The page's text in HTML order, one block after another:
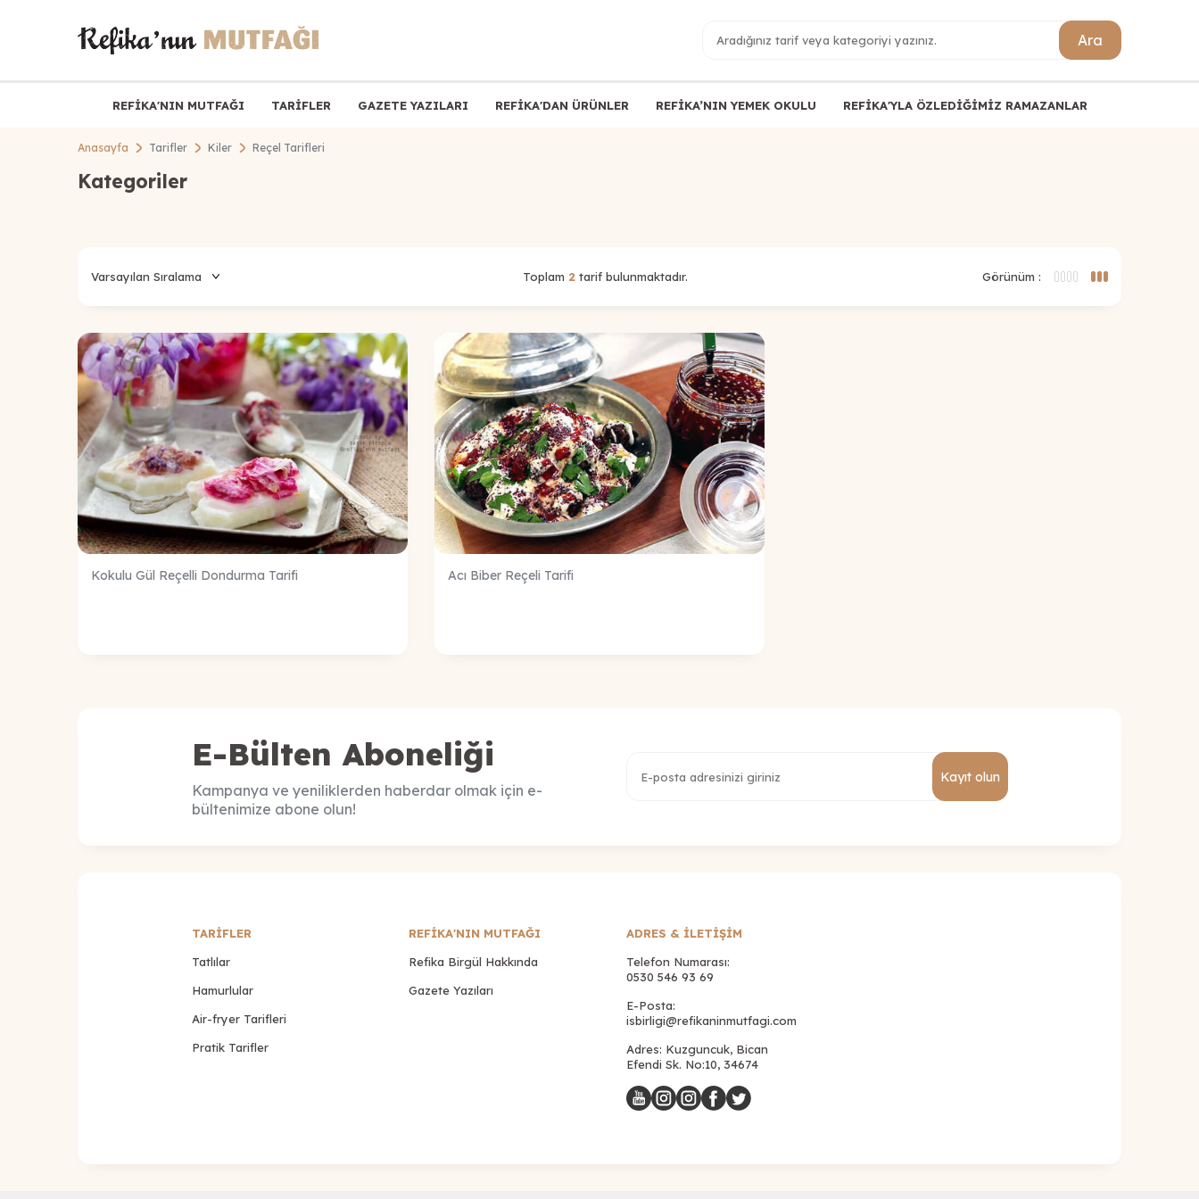
Ara
REFİKA'NIN MUTFAĞI TARİFLER GAZETE YAZILARI REFİKA'DAN ÜRÜNLER REFİKA’NIN YEMEK OKULU REFİKA'YLA ÖZLEDİĞİMİZ RAMAZANLAR
Anasayfa Tarifler Kiler Reçel Tarifleri
Kategoriler
Toplam 2 tarif bulunmaktadır. Görünüm :
Kokulu Gül Reçelli Dondurma Tarifi Acı Biber Reçeli Tarifi
E-Bülten Aboneliği
Kampanya ve yeniliklerden haberdar olmak için e-
bültenimize abone olun!
Kayıt olun
TARİFLER
Tatlılar
Hamurlular
Air-fryer Tarifleri
Pratik Tarifler
REFİKA'NIN MUTFAĞI
Refika Birgül Hakkında
Gazete Yazıları
ADRES & İLETIŞIM
Telefon Numarası:
0530 546 93 69
E-Posta:
isbirligi@refikaninmutfagi.com
Adres: Kuzguncuk, Bican
Efendi Sk. No:10, 34674